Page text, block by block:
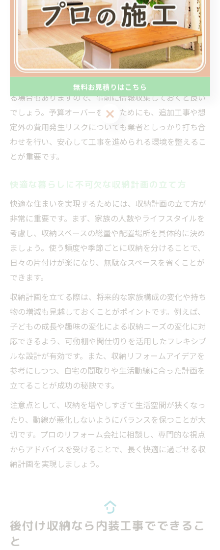
を依頼しましょう。複数の業者から見積もりを取り、費
用や工事内容を比較することも、納得できるリフォーム
を実現するために有効です。また、予算内でどこまで実
現可能かを事前に確認し、優先順位をつけて計画するこ
とが大切です。
なお、収納リフォームには補助金や減税制度が利用でき
る場合もありますので、事前に情報収集しておくと良い
でしょう。予算オーバーを防ぐためにも、追加工事や想
定外の費用発生リスクについても業者としっかり打ち合
わせを行い、安心して工事を進められる環境を整えるこ
とが重要です。
快適な暮らしに不可欠な収納計画の立て方
快適な住まいを実現するためには、収納計画の立て方が
非常に重要です。まず、家族の人数やライフスタイルを
考慮し、収納スペースの総量や配置場所を具体的に決め
ましょう。使う頻度や季節ごとに収納を分けることで、
日々の片付けが楽になり、無駄なスペースを省くことが
できます。
収納計画を立てる際は、将来的な家族構成の変化や持ち
物の増減も見越しておくことがポイントです。例えば、
子どもの成長や趣味の変化による収納ニーズの変化に対
応できるよう、可動棚や間仕切りを活用したフレキシブ
ルな設計が有効です。また、収納リフォームアイデアを
参考にしつつ、自宅の間取りや生活動線に合った計画を
立てることが成功の秘訣です。
注意点として、収納を増やしすぎて生活空間が狭くなっ
たり、動線が悪化しないようにバランスを保つことが大
切です。プロのリフォーム会社に相談し、専門的な視点
からアドバイスを受けることで、長く快適に過ごせる収
納計画を実現しましょう。
後付け収納なら内装工事でできるこ
と
無料お見積りはこちら
無料お見積りはこちら